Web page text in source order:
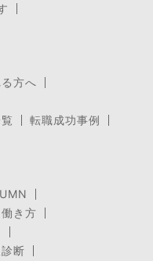
方へ
転職成功事例
き方
断